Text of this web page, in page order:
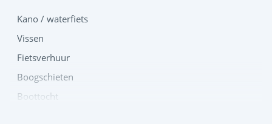
Kano / waterfiets
Vissen
Fietsverhuur
Boogschieten
Boottocht